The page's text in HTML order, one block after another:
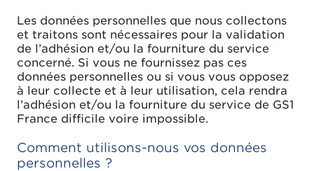
Les données personnelles que nous collectons
et traitons sont nécessaires pour la validation
de l’adhésion et/ou la fourniture du service
concerné. Si vous ne fournissez pas ces
données personnelles ou si vous vous opposez
à leur collecte et à leur utilisation, cela rendra
l’adhésion et/ou la fourniture du service de GS1
France difficile voire impossible.
Comment utilisons-nous vos données
personnelles ?